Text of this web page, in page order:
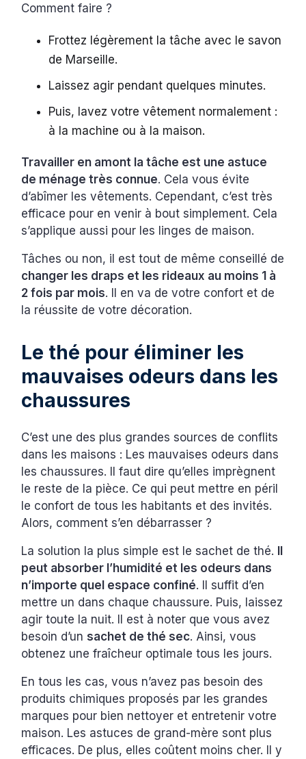
Comment faire ?
Frottez légèrement la tâche avec le savon
de Marseille.
Laissez agir pendant quelques minutes.
Puis, lavez votre vêtement normalement :
à la machine ou à la maison.
Travailler en amont la tâche est une astuce
de ménage très connue. Cela vous évite
d’abîmer les vêtements. Cependant, c’est très
efficace pour en venir à bout simplement. Cela
s’applique aussi pour les linges de maison.
Tâches ou non, il est tout de même conseillé de
changer les draps et les rideaux au moins 1 à
2 fois par mois. Il en va de votre confort et de
la réussite de votre décoration.
Le thé pour éliminer les
mauvaises odeurs dans les
chaussures
C’est une des plus grandes sources de conflits
dans les maisons : Les mauvaises odeurs dans
les chaussures. Il faut dire qu’elles imprègnent
le reste de la pièce. Ce qui peut mettre en péril
le confort de tous les habitants et des invités.
Alors, comment s’en débarrasser ?
La solution la plus simple est le sachet de thé. Il
peut absorber l’humidité et les odeurs dans
n’importe quel espace confiné. Il suffit d’en
mettre un dans chaque chaussure. Puis, laissez
agir toute la nuit. Il est à noter que vous avez
besoin d’unsachet de thé sec. Ainsi, vous
obtenez une fraîcheur optimale tous les jours.
En tous les cas, vous n’avez pas besoin des
produits chimiques proposés par les grandes
marques pour bien nettoyer et entretenir votre
maison. Les astuces de grand-mère sont plus
efficaces. De plus, elles coûtent moins cher. Il y